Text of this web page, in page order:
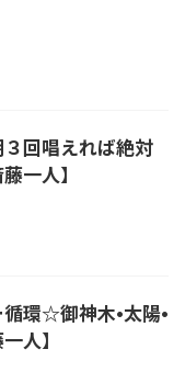
３回唱えれば絶対
一人】
環☆御神木•太陽•
人】